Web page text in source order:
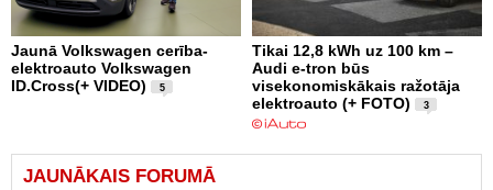
Jaunā Volkswagen cerība-
elektroauto Volkswagen
ID.Cross(+ VIDEO)
5
Tikai 12,8 kWh uz 100 km –
Audi e-tron būs
visekonomiskākais ražotāja
elektroauto (+ FOTO)
3
JAUNĀKAIS FORUMĀ